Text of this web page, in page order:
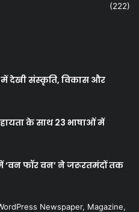
(222)
में देखी संस्कृति, विकास और
के साथ 23 भाषाओं में
फॉर वन’ ने जरूरतमंदों तक
Newspaper, Magazine,